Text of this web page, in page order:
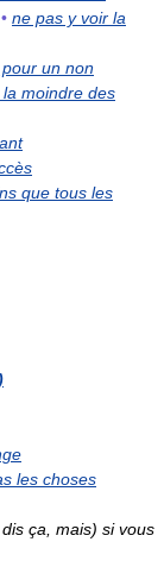
• ne pas y voir la
un non
moindre des
que tous les
les choses
ça, mais) si vous